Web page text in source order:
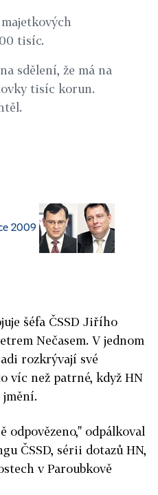
tisíc.
sdělení, že má na
tisíc korun.
2009
šéfa ČSSD Jiřího
Nečasem. V jednom
rozkrývají své
víc než patrné, když HN
jmění.
odpovězeno," odpálkoval
ČSSD, sérii dotazů HN,
v Paroubkově